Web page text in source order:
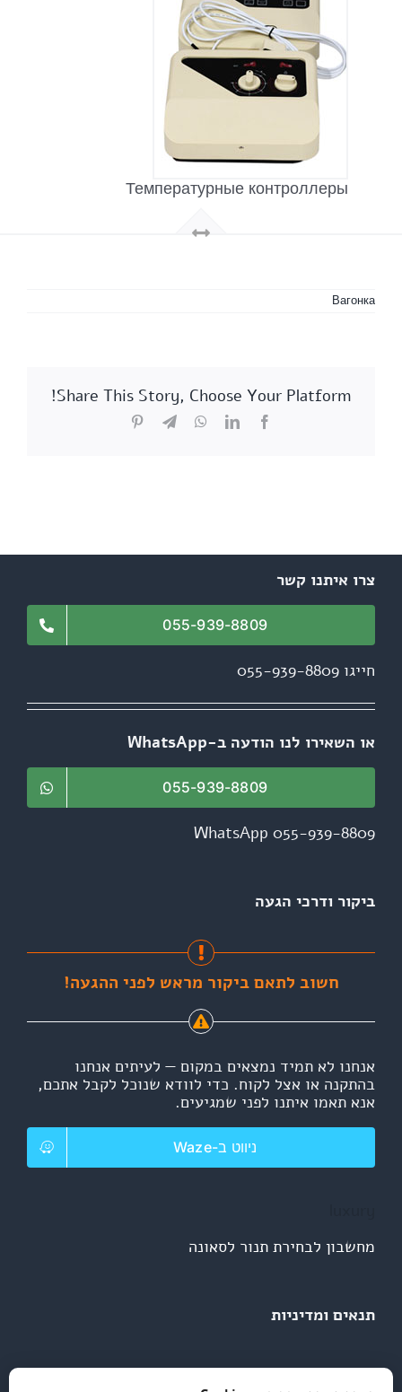
Температурные контроллеры
Вагонка
Share This Story, Choose Your Platform!
Facebook
LinkedIn
WhatsApp
Telegram
צרו איתנו קשר
055-939-8809
חייגו 055-939-8809
או השאירו לנו הודעה ב-WhatsApp
055-939-8809
WhatsApp 055-939-8809
ביקור ודרכי הגעה
חשוב לתאם ביקור מראש לפני ההגעה!
אנחנו לא תמיד נמצאים במקום — לעיתים אנחנו
בהתקנה או אצל לקוח. כדי לוודא שנוכל לקבל אתכם,
אנא תאמו איתנו לפני שמגיעים.
ניווט ב-Waze
מחשבון לבחירת תנור לסאונה
תנאים ומדיניות